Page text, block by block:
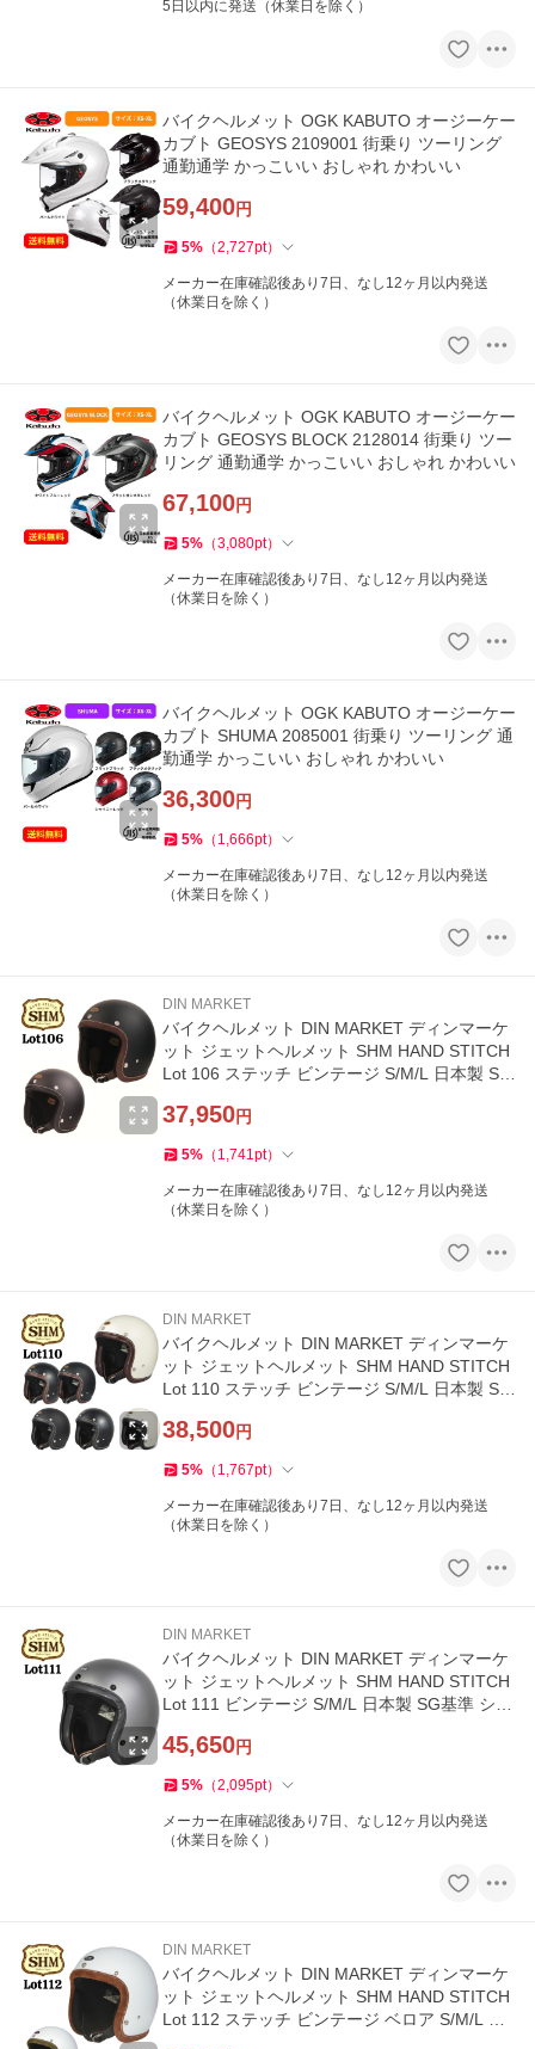
5日以内に発送（休業日を除く）
バイクヘルメット OGK KABUTO オージーケー
カブト GEOSYS 2109001 街乗り ツーリング
通勤通学 かっこいい おしゃれ かわいい
59,400円
5% （2,727pt）
メーカー在庫確認後あり7日、なし12ヶ月以内発送
（休業日を除く）
バイクヘルメット OGK KABUTO オージーケー
カブト GEOSYS BLOCK 2128014 街乗り ツー
リング 通勤通学 かっこいい おしゃれ かわいい
67,100円
5% （3,080pt）
メーカー在庫確認後あり7日、なし12ヶ月以内発送
（休業日を除く）
バイクヘルメット OGK KABUTO オージーケー
カブト SHUMA 2085001 街乗り ツーリング 通
勤通学 かっこいい おしゃれ かわいい
36,300円
5% （ 1,666pt）
メーカー在庫確認後あり7日、なし12ヶ月以内発送
（休業日を除く）
DIN MARKET
バイクヘルメット DIN MARKET ディンマーケ
ット ジェットヘルメット SHM HAND STITCH
Lot 106 ステッチ ビンテージ S/M/L 日本製 SG
37,950円
5% （ 1,741pt）
メーカー在庫確認後あり7日、なし12ヶ月以内発送
（休業日を除く）
DIN MARKET
バイクヘルメット DIN MARKET ディンマーケ
ット ジェットヘルメット SHM HAND STITCH
Lot 110 ステッチ ビンテージ S/M/L 日本製 SG
38,500円
5% （ 1,767pt）
メーカー在庫確認後あり7日、なし12ヶ月以内発送
（休業日を除く）
DIN MARKET
バイクヘルメット DIN MARKET ディンマーケ
ット ジェットヘルメット SHM HAND STITCH
Lot 111 ビンテージ S/M/L 日本製 SG基準 シル
45,650円
5% （2,095pt）
メーカー在庫確認後あり7日、なし12ヶ月以内発送
（休業日を除く）
DIN MARKET
バイクヘルメット DIN MARKET ディンマーケ
ット ジェットヘルメット SHM HAND STITCH
Lot 112 ステッチ ビンテージ ベロア S/M/L 日